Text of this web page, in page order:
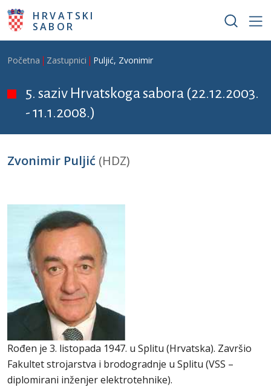
Skoči na glavni sadržaj
HRVATSKI
SABOR
Breadcrumb
Početna Zastupnici Puljić, Zvonimir
5. saziv Hrvatskoga sabora (22.12.2003.
- 11.1.2008.)
Zvonimir Puljić (HDZ)
Rođen je 3. listopada 1947. u Splitu (Hrvatska). Završio
Fakultet strojarstva i brodogradnje u Splitu (VSS –
diplomirani inženjer elektrotehnike).